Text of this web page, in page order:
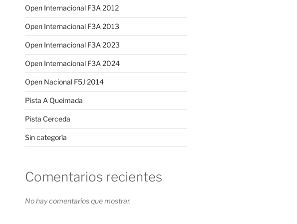
Open Internacional F3A 2012
Open Internacional F3A 2013
Open Internacional F3A 2023
Open Internacional F3A 2024
Open Nacional F5J 2014
Pista A Queimada
Pista Cerceda
Sin categoría
Comentarios recientes
No hay comentarios que mostrar.